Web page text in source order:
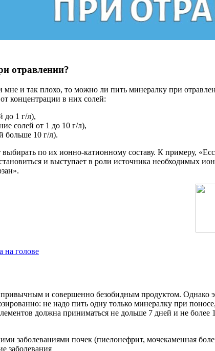
отравлении?
мне и так плохо, то можно ли пить минералку при
концентрации в них солей:
до 1 г/л),
солей от 1 до 10 г/л),
больше 10 г/л).
выбирать по их ионно-катионному составу. К примеру,
и выступает в роли источника необходимых
на голове
и совершенно безобидным продуктом. Однако
не надо пить одну только минералку при
должна приниматься не дольше 7 дней и не
заболеваниями почек (пиелонефрит, мочекаменная
заболевания